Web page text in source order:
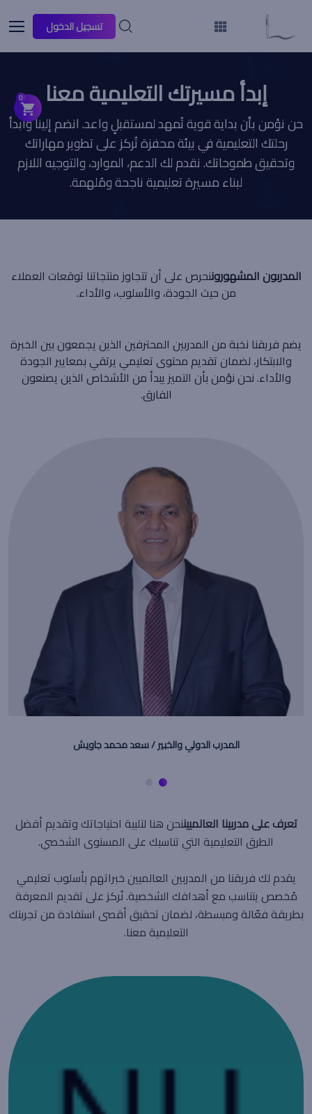
تسجيل الدخول
0 إبدأ مسيرتك التعليمية معنا
حن نؤمن بأن بداية قوية تُمهد لمستقبلٍ واعد. انضم إلينا وابدأ
رحلتك التعليمية في بيئة محفزة تُركز على تطوير مهاراتك
وتحقيق طموحاتك. نقدم لك الدعم، الموارد، والتوجيه اللازم
لبناء مسيرة تعليمية ناجحة ومُلهمة.
المدربون المشهوروننحرص على أن تتجاوز منتجاتنا توقعات العملاء
من حيث الجودة، والأسلوب، والأداء.
يضم فريقنا نخبة من المدربين المحترفين الذين يجمعون بين الخبرة
والابتكار، لضمان تقديم محتوى تعليمي يرتقي بمعايير الجودة
والأداء. نحن نؤمن بأن التميز يبدأ من الأشخاص الذين يصنعون
الفارق.
number4shoes
تعرف على مدربينا العالمييننحن هنا لتلبية احتياجاتك وتقديم أفضل
الطرق التعليمية التي تناسبك على المستوى الشخصي.
يقدم لك فريقنا من المدربين العالميين خبراتهم بأسلوب تعليمي
مُخصص يتناسب مع أهدافك الشخصية. نُركز على تقديم المعرفة
بطريقة فعّالة ومبسطة، لضمان تحقيق أقصى استفادة من تجربتك
التعليمية معنا.